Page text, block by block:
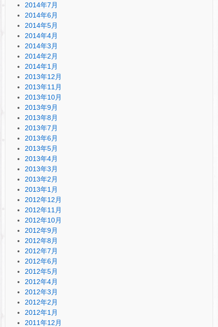
2014年7月
2014年6月
2014年5月
2014年4月
2014年3月
2014年2月
2014年1月
2013年12月
2013年11月
2013年10月
2013年9月
2013年8月
2013年7月
2013年6月
2013年5月
2013年4月
2013年3月
2013年2月
2013年1月
2012年12月
2012年11月
2012年10月
2012年9月
2012年8月
2012年7月
2012年6月
2012年5月
2012年4月
2012年3月
2012年2月
2012年1月
2011年12月